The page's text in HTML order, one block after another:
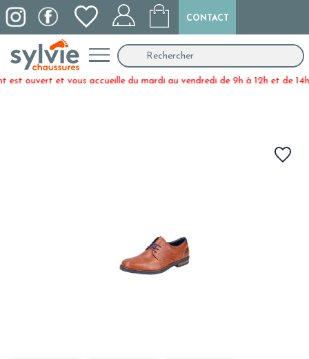
accueille du mardi au vendredi de 9h à 12h et de 14h30 à 19h
CONTACT